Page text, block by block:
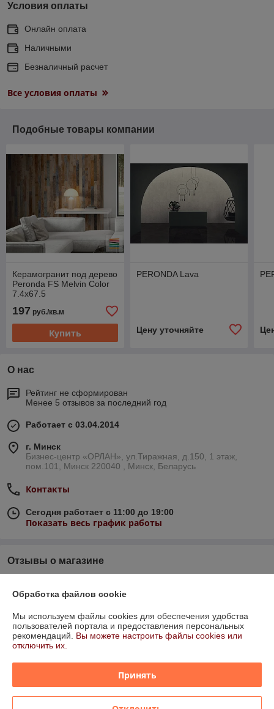
Условия оплаты
Онлайн оплата
Наличными
Безналичный расчет
Все условия оплаты
Подобные товары компании
Керамогранит под дерево
Peronda FS Melvin Color
7.4x67.5
197 руб./кв.м
Купить
PERONDA Lava
Цену уточняйте
О нас
Рейтинг не сформирован
Менее 5 отзывов за последний год
Работает с 03.04.2014
г. Минск
Бизнес-центр «ОРЛАН», ул.Тиражная, д.150, 1 этаж,
пом.101, Минск 220040 , Минск, Беларусь
Контакты
Сегодня работает с 11:00 до 19:00
Показать весь график работы
Отзывы о магазине
Нейтрально
23.04.2025
Покупатель
Обработка файлов cookie
Мы используем файлы cookies для обеспечения удобства
пользователей портала и предоставления персональных
рекомендаций. Вы можете настроить файлы cookies или
отключить их.
Принять